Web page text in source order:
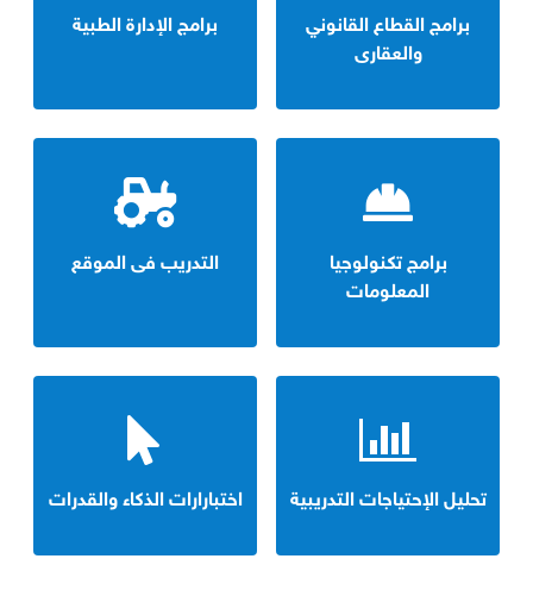
برامج القطاع القانوني
والعقارى
برامج الإدارة الطبية
برامج تكنولوجيا
المعلومات
التدريب فى الموقع
تحليل الإحتياجات التدريبية اختبارارات الذكاء والقدرات